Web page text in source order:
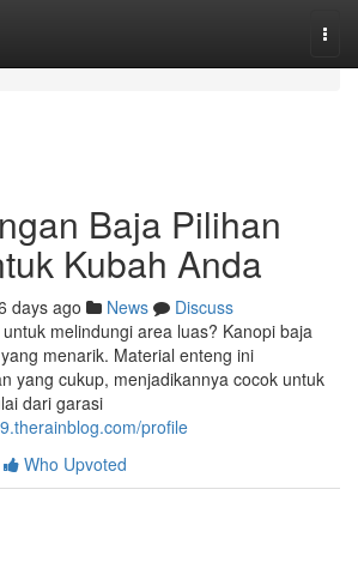
Baja Pilihan
Kubah Anda
days ago News
Discuss
melindungi area luas? Kanopi baja
menarik. Material enteng ini
yang cukup, menjadikannya cocok untuk
dari garasi
profile
Who Upvoted